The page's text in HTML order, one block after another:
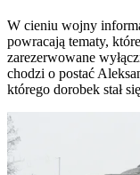
W cieniu wojny
powracają tematy,
zarezerwowane
chodzi o postać
którego dorobek stał